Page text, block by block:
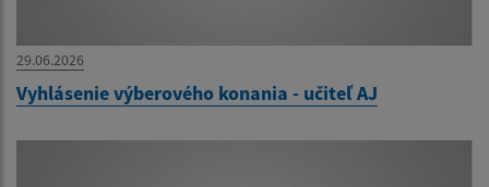
29.06.2026
Vyhlásenie výberového konania - učiteľ AJ